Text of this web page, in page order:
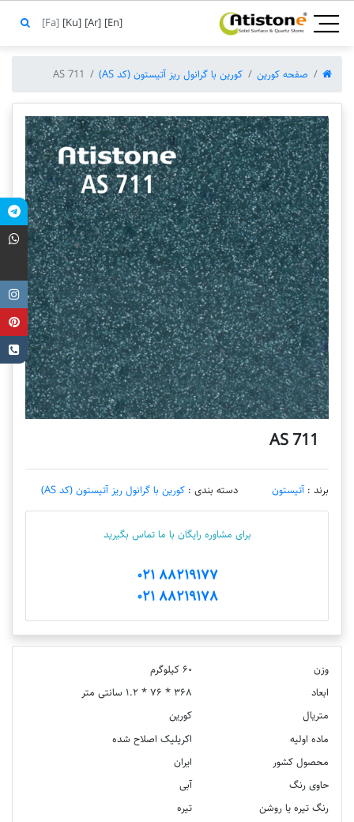
[En]
[Ar]
[Ku]
[Fa]
صفحه کورین کورین با گرانول ریز آتیستون (کد AS) AS 711
AS 711
برند :آتیستون دسته بندی :کورین با گرانول ریز آتیستون (کد AS)
برای مشاوره رایگان با ما تماس بگیرید
88219177 021
88219178 021
وزن
60 کیلوگرم
ابعاد
368 * 76 * 1.2 سانتی متر
متریال
کورین
ماده اولیه
اکریلیک اصلاح شده
محصول کشور
ایران
حاوی رنگ
آبی
رنگ تیره یا روشن
تیره